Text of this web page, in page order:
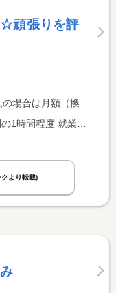
頑張りを評
場合は時間額を表示しています。
又は 5時00分〜14時00分の時間の間の1時間程度 就業時間に関する特記事項 翌営業日に使用するうどん生地を作っていただく１時間ほどのお仕 <BR> 事です。１４時までに作業を完了させてもらえれば、何時に出勤い <BR> ただいてもかまいません！ <BR> ※５時より前の深夜帯に出勤希望の方はお気軽にご相談ください◎
より転載)